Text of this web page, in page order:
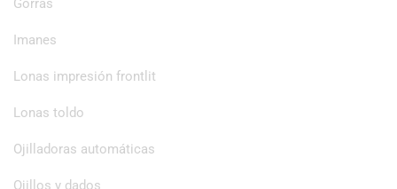
Gorras
Imanes
Lonas impresión frontlit
Lonas toldo
Ojilladoras automáticas
Ojillos y dados